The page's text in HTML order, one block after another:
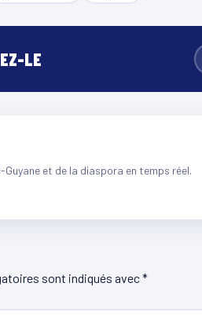
LE
et de la diaspora en temps réel.
sont indiqués avec*